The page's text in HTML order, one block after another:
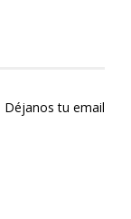
Déjanos tu email